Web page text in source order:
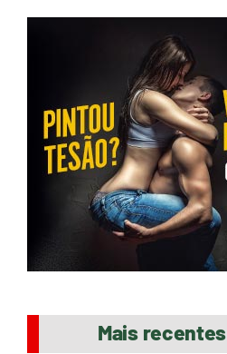
Mais recentes